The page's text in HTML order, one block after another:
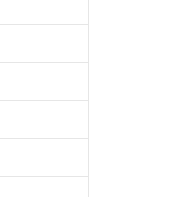
対応完了までの期間は出荷
、特段のことがない限り、